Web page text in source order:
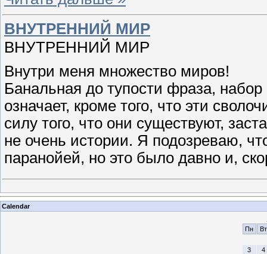
ВНУТРЕННИЙ МИР
ВНУТРЕННИЙ МИР
Внутри меня множество миров!
Банальная до тупости фраза,
означает, кроме того, что эти
силу того, что они существуют,
не очень истории. Я подозреваю,
паранойей, но это было давно и,
Calendar
Пн
Вт
3
4